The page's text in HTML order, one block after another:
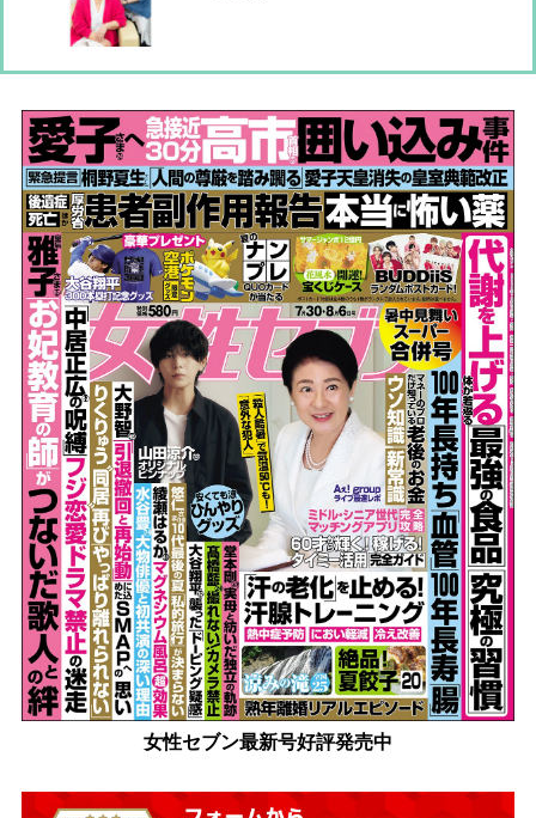
女性セブン最新号好評発売中